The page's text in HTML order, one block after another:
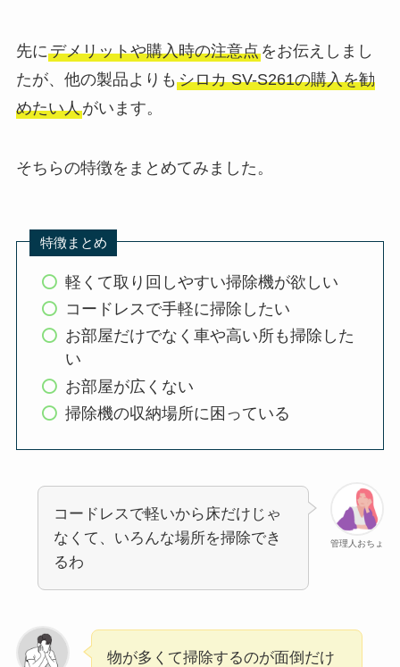
先にデメリットや購入時の注意点をお伝えしまし
たが、他の製品よりも シロカ SV-S261の購入を勧
めたい人がいます。
そちらの特徴をまとめてみました。
特徴まとめ
軽くて取り回しやすい掃除機が欲しい
コードレスで手軽に掃除したい
お部屋だけでなく車や高い所も掃除した
い
お部屋が広くない
掃除機の収納場所に困っている
管理人おちょ
コードレスで軽いから床だけじゃ
なくて、いろんな場所を掃除でき
るわ
物が多くて掃除するのが面倒だけ